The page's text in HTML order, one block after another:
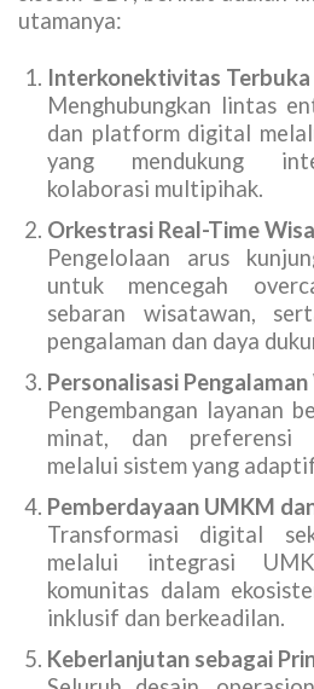
utamanya:
Interkonektivitas Terbuka
Menghubungkan lintas
dan platform digital
yang mendukung
kolaborasi multipihak.
Orkestrasi Real-Time
Pengelolaan arus
untuk mencegah
sebaran wisatawan,
pengalaman dan daya
Personalisasi
Pengembangan layanan
minat, dan preferensi
melalui sistem yang
Pemberdayaan UMKM
Transformasi digital
melalui integrasi
komunitas dalam
inklusif dan berkeadilan.
Keberlanjutan sebagai